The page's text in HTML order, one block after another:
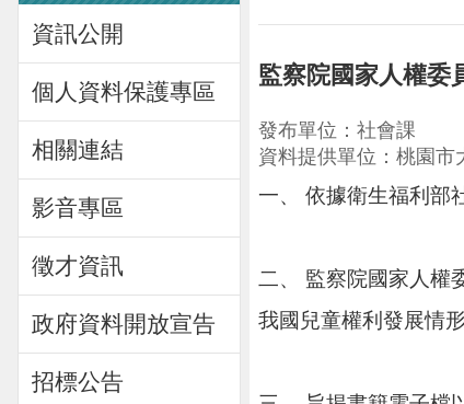
資訊公開
個人資料保護專區
相關連結
影音專區
徵才資訊
政府資料開放宣告
招標公告
監察院國家人權委
發布單位：社會課
資料提供單位：桃園市
一、 依據衛生福利部
二、 監察院國家人權
我國兒童權利發展情